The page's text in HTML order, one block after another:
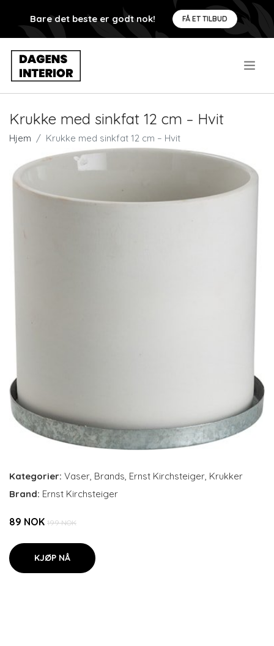
Bare det beste er godt nok! FÅ ET TILBUD
Krukke med sinkfat 12 cm – Hvit
Hjem Krukke med sinkfat 12 cm – Hvit
Kategorier: Vaser Brands Ernst Kirchsteiger Krukker
Brand: Ernst Kirchsteiger
89 NOK 199 NOK
KJØP NÅ